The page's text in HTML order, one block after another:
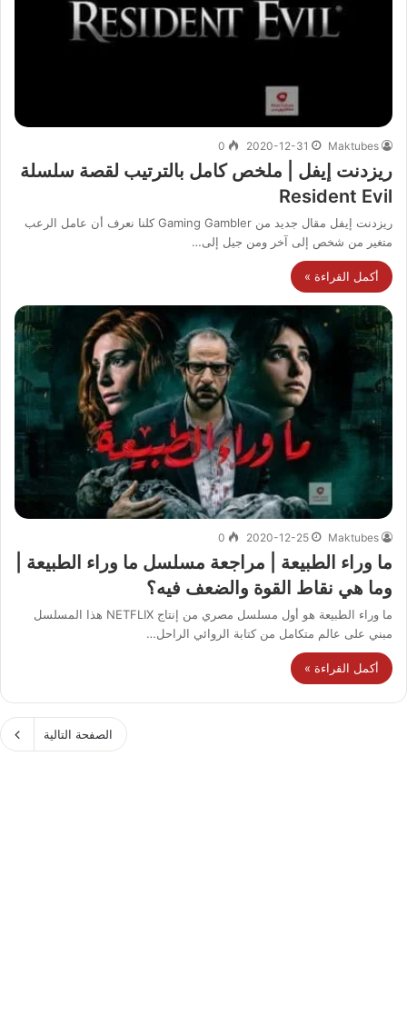
Maktubes
2020-12-31
0
ريزدنت إيفل | ملخص كامل بالترتيب لقصة سلسلة
Resident Evil
ريزدنت إيفل مقال جديد من Gaming Gambler كلنا نعرف أن عامل الرعب
متغير من شخص إلى آخر ومن جيل إلى…
أكمل القراءة »
Maktubes
2020-12-25
0
ما وراء الطبيعة | مراجعة مسلسل ما وراء الطبيعة |
وما هي نقاط القوة والضعف فيه؟
ما وراء الطبيعة هو أول مسلسل مصري من إنتاج NETFLIX هذا المسلسل
مبني على عالم متكامل من كتابة الروائي الراحل…
أكمل القراءة »
الصفحة التالية